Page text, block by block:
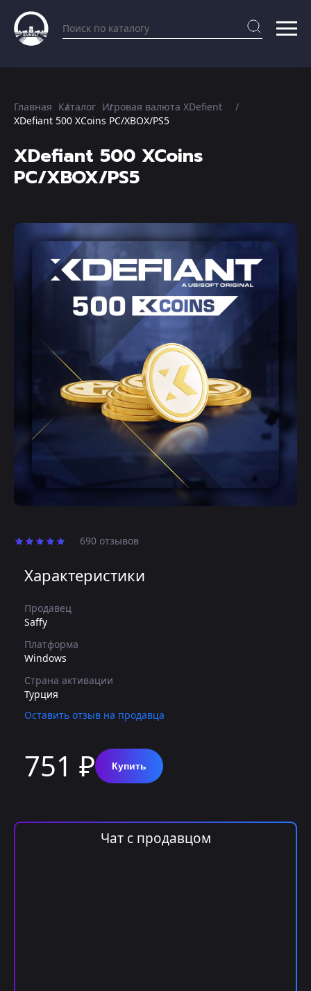
Главная Каталог Игровая валюта XDefient
XDefiant 500 XCoins PC/XBOX/PS5
XDefiant 500 XCoins
PC/XBOX/PS5
690 отзывов
Характеристики
Продавец
Saffy
Платформа
Windows
Страна активации
Турция
Оставить отзыв на продавца
751 ₽ Купить
Чат с продавцом